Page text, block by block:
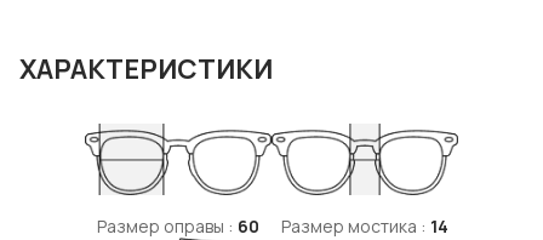
ХАРАКТЕРИСТИКИ
Размер оправы : 60 Размер мостика : 14